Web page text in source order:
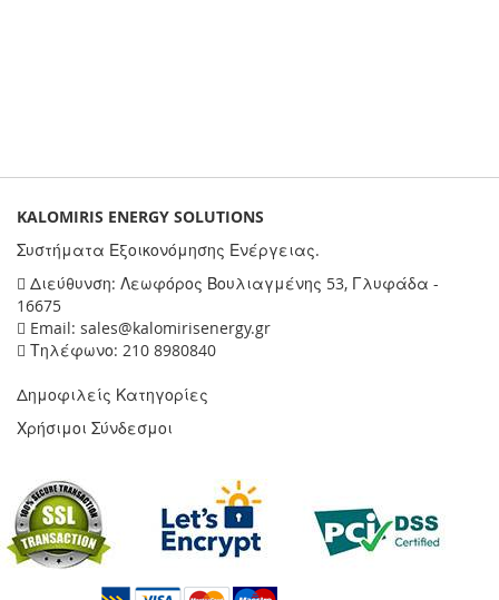
KALOMIRIS ENERGY SOLUTIONS
Συστήματα Εξοικονόμησης Ενέργειας.
Διεύθυνση: Λεωφόρος Βουλιαγμένης 53, Γλυφάδα -
16675
Email: sales@kalomirisenergy.gr
Τηλέφωνο: 210 8980840
Δημοφιλείς Κατηγορίες
Χρήσιμοι Σύνδεσμοι